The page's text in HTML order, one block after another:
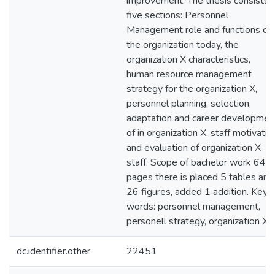
five sections: Personnel
Management role and functions of
the organization today, the
organization X characteristics,
human resource management
strategy for the organization X,
personnel planning, selection,
adaptation and career
of in organization X, staff
and evaluation of organization X
staff. Scope of bachelor work 64
pages there is placed 5 tables and
26 figures, added 1 addition. Key
words: personnel management,
personell strategy, organization X
dc.identifier.other 22451